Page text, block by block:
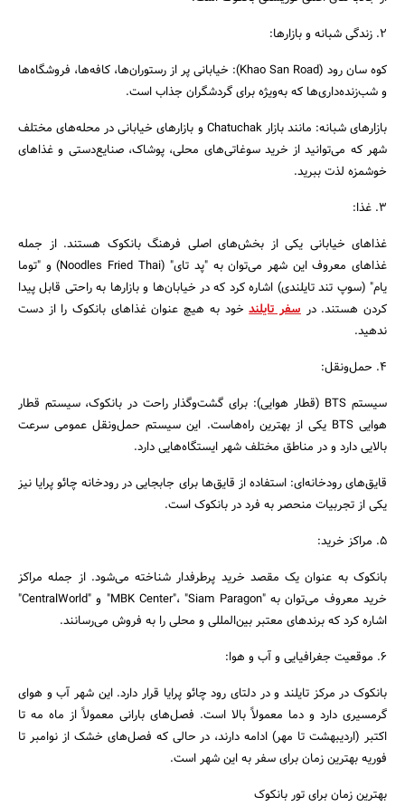
2. زندگی شبانه و بازارها:
کوه سان رود (Khao San Road): خیابانی پر از رستوران‌ها، کافه‌ها، فروشگاه‌ها
و شب‌زنده‌داری‌ها که به‌ویژه برای گردشگران جذاب است.
بازارهای شبانه: مانند بازار Chatuchak و بازارهای خیابانی در محله‌های مختلف
شهر که می‌توانید از خرید سوغاتی‌های محلی، پوشاک، صنایع‌دستی و غذاهای
خوشمزه لذت ببرید.
3. غذا:
غذاهای خیابانی یکی از بخش‌های اصلی فرهنگ بانکوک هستند. از جمله
غذاهای معروف این شهر می‌توان به "پد تای" (Noodles Fried Thai) و "توما
یام" (سوپ تند تایلندی) اشاره کرد که در خیابان‌ها و بازارها به راحتی قابل پیدا
کردن هستند. درسفر تایلندخود به هیچ عنوان غذاهای بانکوک را از دست
ندهید.
4. حمل‌ونقل:
سیستم BTS (قطار هوایی): برای گشت‌وگذار راحت در بانکوک، سیستم قطار
هوایی BTS یکی از بهترین راه‌هاست. این سیستم حمل‌ونقل عمومی سرعت
بالایی دارد و در مناطق مختلف شهر ایستگاه‌هایی دارد.
قایق‌های رودخانه‌ای: استفاده از قایق‌ها برای جابجایی در رودخانه چائو پرایا نیز
یکی از تجربیات منحصر به فرد در بانکوک است.
5. مراکز خرید:
بانکوک به عنوان یک مقصد خرید پرطرفدار شناخته می‌شود. از جمله مراکز
خرید معروف می‌توان به "MBK Center"، "Siam Paragon" و "CentralWorld"
اشاره کرد که برندهای معتبر بین‌المللی و محلی را به فروش می‌رسانند.
6. موقعیت جغرافیایی و آب و هوا:
بانکوک در مرکز تایلند و در دلتای رود چائو پرایا قرار دارد. این شهر آب و هوای
گرمسیری دارد و دما معمولاً بالا است. فصل‌های بارانی معمولاً از ماه مه تا
اکتبر (اردیبهشت تا مهر) ادامه دارند، در حالی که فصل‌های خشک از نوامبر تا
فوریه بهترین زمان برای سفر به این شهر است.
بهترین زمان برای تور بانکوک